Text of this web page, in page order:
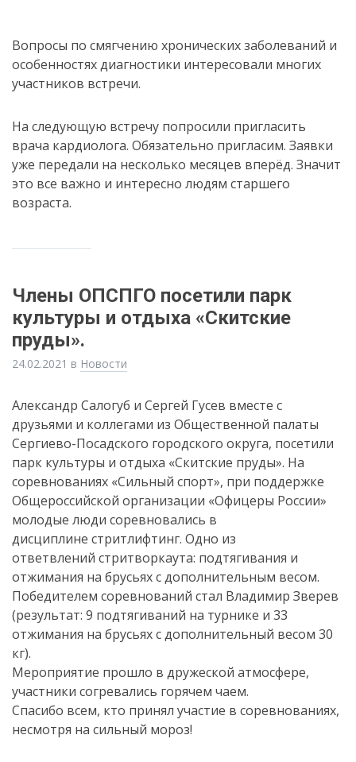
Вопросы по смягчению хронических заболеваний и
особенностях диагностики интересовали многих
участников встречи.
На следующую встречу попросили пригласить
врача кардиолога. Обязательно пригласим. Заявки
уже передали на несколько месяцев вперёд. Значит
это все важно и интересно людям старшего
возраста.
Члены ОПСПГО посетили парк
культуры и отдыха «Скитские
пруды».
24.02.2021 в Новости
Александр Салогуб и Сергей Гусев вместе с
друзьями и коллегами из Общественной палаты
Сергиево-Посадского городского округа, посетили
парк культуры и отдыха «Скитские пруды». На
соревнованиях «Сильный спорт», при поддержке
Общероссийской организации «Офицеры России»
молодые люди соревновались в
дисциплине стритлифтинг. Одно из
ответвлений стритворкаута: подтягивания и
отжимания на брусьях с дополнительным весом.
Победителем соревнований стал Владимир Зверев
(результат: 9 подтягиваний на турнике и 33
отжимания на брусьях с дополнительный весом 30
кг).
Мероприятие прошло в дружеской атмосфере,
участники согревались горячем чаем.
Спасибо всем, кто принял участие в соревнованиях,
несмотря на сильный мороз!